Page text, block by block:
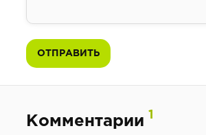
ОТПРАВИТЬ
Комментарии 1